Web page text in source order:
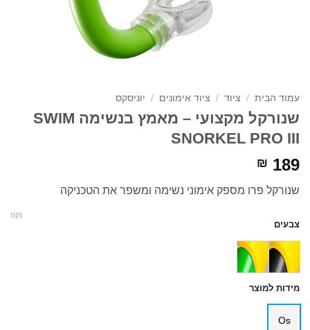
עמוד הבית / ציוד / ציוד אימונים / יוניסקס
שנורקל מקצועי – מאמץ בנשימה SWIM
SNORKEL PRO III
₪ 189
שנורקל פרו מספק אימוני נשימה ומשפר את הטכניקה
צבעים
מידות למוצר
Os
נקה